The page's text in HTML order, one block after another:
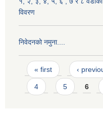
विवरण
निवेदनको नमुना....
Pages
« first ‹
4 5 6